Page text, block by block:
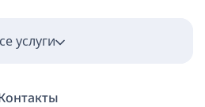
услуги